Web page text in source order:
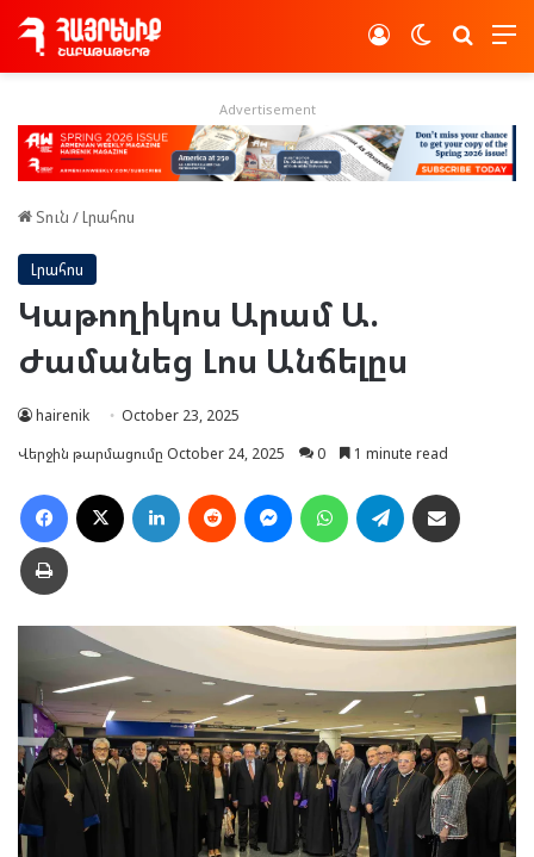
Switch skin
Log In
Advertisement
Տուն /Լրահոս
Լրահոս
Կաթողիկոս Արամ Ա.
Ժամանեց Լոս Անճելըս
hairenik
October 23, 2025
Վերջին թարմացումը October 24, 2025
0 1 minute read
Facebook LinkedIn Reddit MessengerWhatsAppTelegram
Տպել